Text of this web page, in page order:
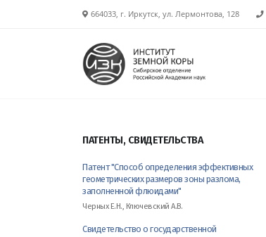
664033, г. Иркутск, ул. Лермонтова, 128
ПАТЕНТЫ, СВИДЕТЕЛЬСТВА
Патент "Способ определения эффективных
геометрических размеров зоны разлома,
заполненной флюидами"
Черных Е.Н., Ключевский А.В.
Свидетельство о государственной